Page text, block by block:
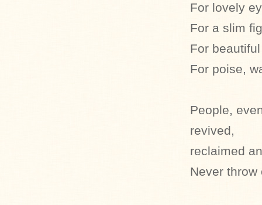
For lovely
For a slim
For
For poise,
People,
revived,
reclaimed
Never throw